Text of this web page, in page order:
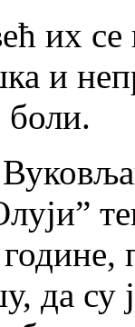
их
и
боли.
да су